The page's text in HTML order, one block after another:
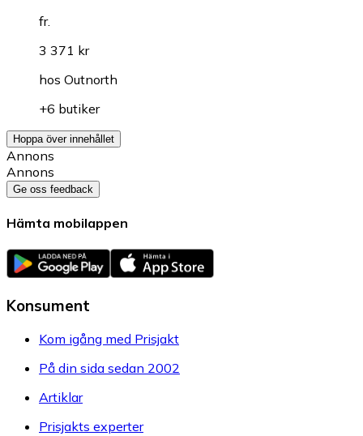
fr.
3 371 kr
hos Outnorth
+6 butiker
Hoppa över innehållet
Annons
Annons
Ge oss feedback
Hämta mobilappen
Konsument
Kom igång med Prisjakt
På din sida sedan 2002
Artiklar
Prisjakts experter